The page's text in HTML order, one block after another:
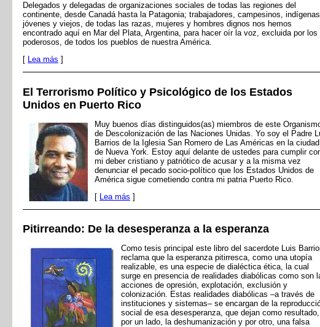
Delegados y delegadas de organizaciones sociales de todas las regiones del
continente, desde Canadá hasta la Patagonia; trabajadores, campesinos,
jóvenes y viejos, de todas las razas, mujeres y hombres dignos nos hemos
encontrado aquí en Mar del Plata, Argentina, para hacer oír la voz, excluida por los
poderosos, de todos los pueblos de nuestra América.
[ Lea más ]
El Terrorismo Político y Psicológico de los Estados
Unidos en Puerto Rico
Muy buenos días distinguidos(as) miembros de este
de Descolonización de las Naciones Unidas. Yo soy el Padre
Barrios de la Iglesia San Romero de Las Américas en la ciudad
de Nueva York. Estoy aquí delante de ustedes para cumplir
mi deber cristiano y patriótico de acusar y a la misma vez
denunciar el pecado socio-político que los Estados Unidos de
América sigue cometiendo contra mi patria Puerto Rico.
[ Lea más ]
Pitirreando: De la desesperanza a la esperanza
Como tesis principal este libro del sacerdote Luis
reclama que la esperanza pitirresca, como una utopía
realizable, es una especie de dialéctica ética, la cual
surge en presencia de realidades diabólicas como son
acciones de opresión, explotación, exclusión y
colonización. Estas realidades diabólicas –a través de
instituciones y sistemas– se encargan de la
social de esa desesperanza, que dejan como resultado,
por un lado, la deshumanización y por otro, una falsa